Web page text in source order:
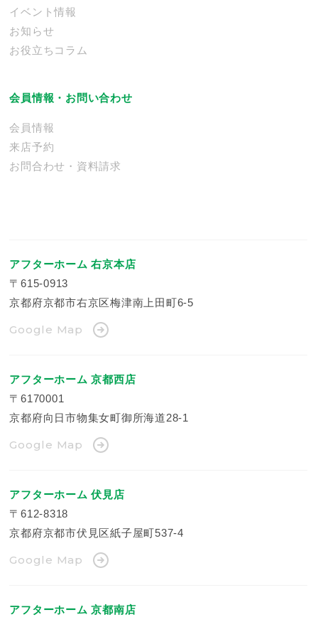
イベント情報
お知らせ
お役立ちコラム
会員情報・お問い合わせ
会員情報
来店予約
お問合わせ・資料請求
アフターホーム 右京本店
〒615-0913
京都府京都市右京区梅津南上田町6-5
Google Map
アフターホーム 京都西店
〒6170001
京都府向日市物集女町御所海道28-1
Google Map
アフターホーム 伏見店
〒612-8318
京都府京都市伏見区紙子屋町537-4
Google Map
アフターホーム 京都南店